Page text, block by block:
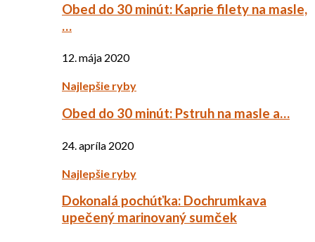
Obed do 30 minút: Kaprie filety na masle,
…
12. mája 2020
Najlepšie ryby
Obed do 30 minút: Pstruh na masle a…
24. apríla 2020
Najlepšie ryby
Dokonalá pochúťka: Dochrumkava
upečený marinovaný sumček